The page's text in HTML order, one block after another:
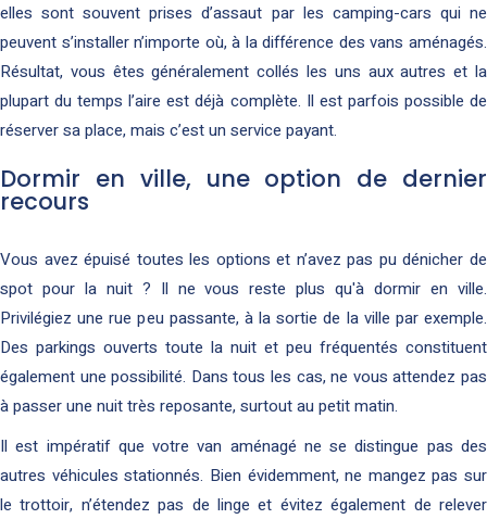
elles sont souvent prises d’assaut par les camping-cars qui ne
peuvent s’installer n’importe où, à la différence des vans aménagés.
Résultat, vous êtes généralement collés les uns aux autres et la
plupart du temps l’aire est déjà complète. Il est parfois possible de
réserver sa place, mais c’est un service payant.
Dormir en ville, une option de dernier
recours
Vous avez épuisé toutes les options et n’avez pas pu dénicher de
spot pour la nuit ? Il ne vous reste plus qu'à dormir en ville.
Privilégiez une rue peu passante, à la sortie de la ville par exemple.
Des parkings ouverts toute la nuit et peu fréquentés constituent
également une possibilité. Dans tous les cas, ne vous attendez pas
à passer une nuit très reposante, surtout au petit matin.
Il est impératif que votre van aménagé ne se distingue pas des
autres véhicules stationnés. Bien évidemment, ne mangez pas sur
le trottoir, n’étendez pas de linge et évitez également de relever